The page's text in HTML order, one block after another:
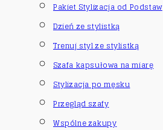
Pakiet Stylizacja od Podstaw
Dzień ze stylistką
Trenuj styl ze stylistką
Szafa kapsułowa na miarę
Stylizacja po męsku
Przegląd szafy
Wspólne zakupy